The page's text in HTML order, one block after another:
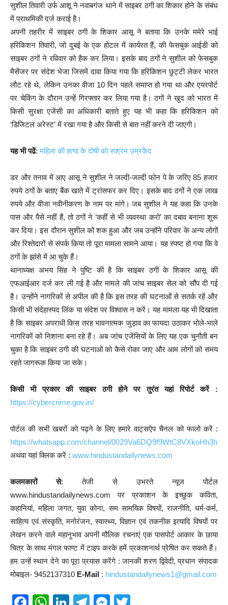
सुशील तिवारी उर्फ आशू ने नवाबगंज थाने में साइबर ठगी का शिकार होने के संबंध
में प्राथमिकी दर्ज कराई है।
अपनी तहरीर में साइबर ठगी के शिकार आसू ने बताया कि उनके ममेरे भाई
हरिकिशन तिवारी, जो दुबई के एक होटल में कार्यरत हैं, की फेसबुक आईडी को
साइबर ठगों ने रविवार को हैक कर लिया। इसके बाद ठगों ने सुशील को फेसबुक
मैसेंजर पर संदेश भेजा जिसमें दावा किया गया कि हरिकिशन छुट्टी लेकर भारत
लौट रहे थे, लेकिन उनका वीजा 10 दिन पहले समाप्त हो गया था और एयरपोर्ट
पर चेकिंग के दौरान उन्हें गिरफ्तार कर लिया गया है। ठगों ने खुद को भारत में
किसी सुरक्षा एजेंसी का अधिकारी बताते हुए यह भी कहा कि हरिकिशन को
‘डिजिटल अरेस्ट’ में रखा गया है और किसी से बात नहीं करने दी जाएगी।
यह भी पढें:महिला की हत्या के दोषी को सश्रम उम्रकैद
डर और तनाव में आए आसू ने सुशील ने जल्दी-जल्दी फोन पे के जरिए 85 हजार
रुपये ठगों के बताए बैंक खाते में ट्रांसफर कर दिए। इसके बाद ठगों ने एक लाख
रुपये और वीजा नवीनीकरण के नाम पर मांगे। जब सुशील ने यह कहा कि उनके
पास और पैसे नहीं हैं, तो ठगों ने ‘कहीं से भी व्यवस्था करो’ का दबाव बनाना शुरू
कर दिया। इस दौरान सुशील को शक हुआ और जब उन्होंने परिवार के अन्य लोगों
और रिश्तेदारों से संपर्क किया तो पूरा मामला सामने आया। यह स्पष्ट हो गया कि वे
ठगों के झांसे में आ चुके हैं।
थानाध्यक्ष अभय सिंह ने पुष्टि की है कि साइबर ठगी के शिकार आसू की
एफआईआर दर्ज कर ली गई है और मामले की जांच साइबर सेल को सौंप दी गई
है। उन्होंने नागरिकों से अपील की है कि इस तरह की घटनाओं से सतर्क रहें और
किसी भी संदेहास्पद लिंक या संदेश पर विश्वास न करें। यह मामला यह भी दिखाता
है कि साइबर अपराधी किस तरह भावनात्मक जुड़ाव का फायदा उठाकर भोले-भाले
नागरिकों को निशाना बना रहे हैं। अब जांच एजेंसियों के लिए यह एक चुनौती बन
चुका है कि साइबर ठगी की घटनाओं को कैसे रोका जाए और आम लोगों को समय
रहते जागरूक किया जा सके।
किसी भी प्रकार की साइबर ठगी होने पर तुरंत यहां रिपोर्ट करें :
https://cybercrime.gov.in/
पोर्टल की सभी खबरों को पढ़ने के लिए हमारे वाट्सऐप चैनल को फालो करें :
https://whatsapp.com/channel/0029Va6DQ9f9WtC8VXkoHh3h
अथवा यहां क्लिक करें : www.hindustandailynews.com
कलमकारों से: तेजी से उभरते न्यूज पोर्टल
www.hindustandailynews.com पर प्रकाशन के इच्छुक कविता,
कहानियां, महिला जगत, युवा कोना, सम सामयिक विषयों, राजनीति, धर्म-कर्म,
साहित्य एवं संस्कृति, मनोरंजन, स्वास्थ्य, विज्ञान एवं तकनीक इत्यादि विषयों पर
लेखन करने वाले महानुभाव अपनी मौलिक रचनाएं एक पासपोर्ट आकार के छाया
चित्र के साथ मंगल फाण्ट में टाइप करके हमें प्रकाशनार्थ प्रेषित कर सकते हैं।
हम उन्हें स्थान देने का पूरा प्रयास करेंगे : जानकी शरण द्विवेदी, प्रधान संपादक
मोबाइल- 9452137310 E-Mail : hindustandailynews1@gmail.com